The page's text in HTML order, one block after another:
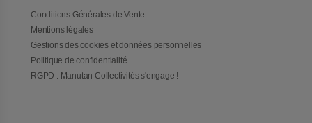
Conditions Générales de Vente
Mentions légales
Gestions des cookies et données personnelles
Politique de confidentialité
RGPD : Manutan Collectivités s'engage !